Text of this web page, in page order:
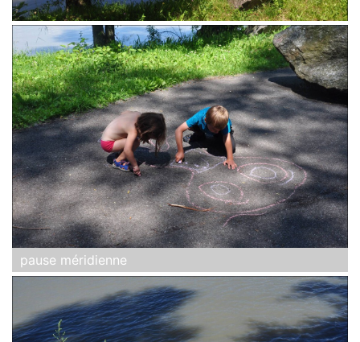
pause méridienne